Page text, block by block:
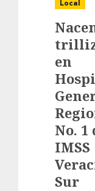
Local
en
No. 1
IMSS
Sur
de
será
JULIO 27,
2026
0